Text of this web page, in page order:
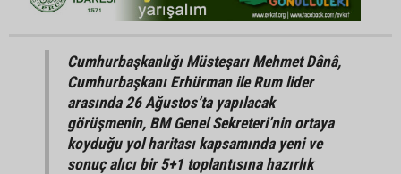
Cumhurbaşkanlığı Müsteşarı Mehmet Dânâ,
Cumhurbaşkanı Erhürman ile Rum lider
arasında 26 Ağustos’ta yapılacak
görüşmenin, BM Genel Sekreteri’nin ortaya
koyduğu yol haritası kapsamında yeni ve
sonuç alıcı bir 5+1 toplantısına hazırlık